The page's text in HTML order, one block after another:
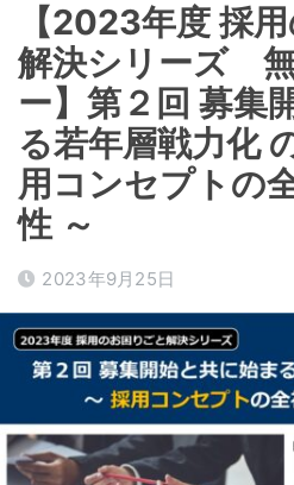
【2023年度 採
解決シリーズ
ー】第２回 募集
る若年層戦力化
用コンセプトの
性 ～
2023年9月25日